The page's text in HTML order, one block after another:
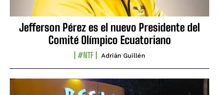
Jefferson Pérez es el nuevo Presidente del
Comité Olímpico Ecuatoriano
#NTF Adrián Guillén